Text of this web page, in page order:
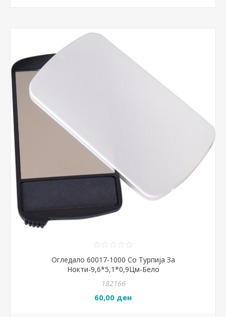
Огледало 60017-1000 Со Турпија За
Нокти-9,6*5,1*0,9Цм-Бело
182166
60,00 ден